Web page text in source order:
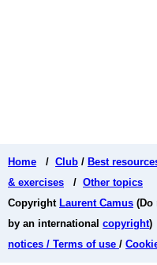
Home / Club / Best
& exercises / Other topics
Copyright Laurent Camus (Do
by an international copyright)
notices / Terms of use /